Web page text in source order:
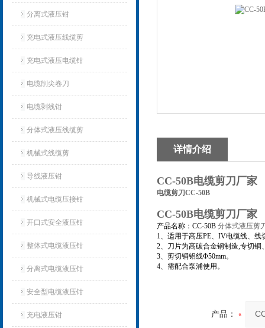
分离式液压钳
充电式液压线缆剪
充电式液压电缆钳
电缆削尖卷刀
电缆剥线钳
分体式液压线缆剪
机械式线缆剪
导线液压钳
机械式电缆压接钳
开口式安全液压钳
整体式电缆液压钳
分离式电缆液压钳
安全型电缆液压钳
充电液压钳
详情介绍
CC-50B电缆剪刀厂家
电缆剪刀CC-50B
CC-50B电缆剪刀厂家
产品名称：CC-50B 分体式液压剪
1、适用于高压PE、IV电缆线、
2、刀片为高碳合金钢制造,专切
3、剪切铜铝线Φ50mm。
4、需配合泵浦使用。
产品：